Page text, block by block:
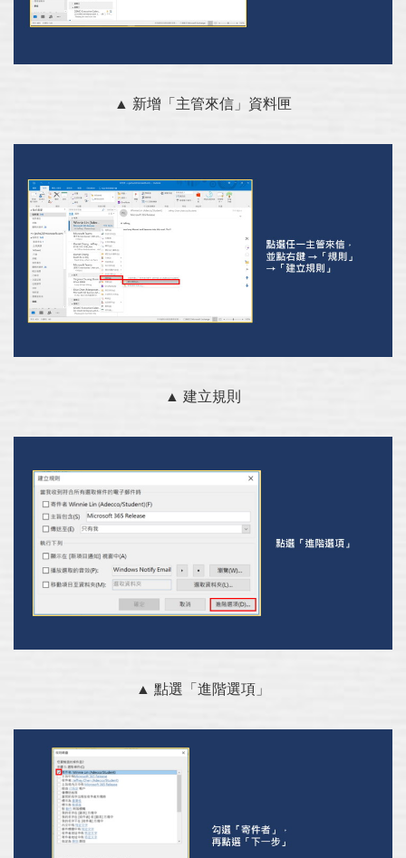
▲ 新增「主管來信」資料匣
▲ 建立規則
▲ 點選「進階選項」